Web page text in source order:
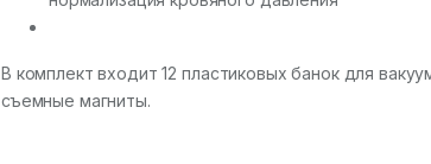
В комплект входит 12 пластиковых банок для
съемные магниты.